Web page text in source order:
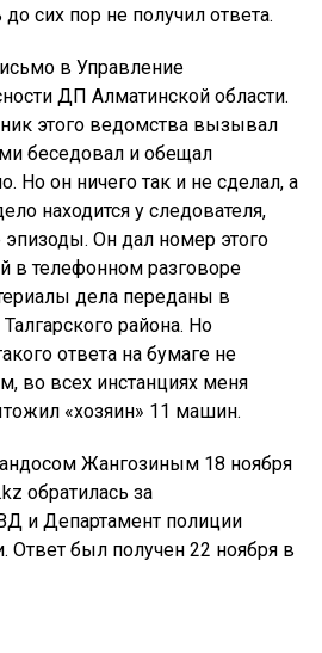
сих пор не получил ответа.
в Управление
ДП Алматинской области.
этого ведомства вызывал
беседовал и обещал
Но он ничего так и не сделал, а
находится у следователя,
Он дал номер этого
в телефонном разговоре
дела переданы в
района. Но
ответа на бумаге не
во всех инстанциях меня
«хозяин» 11 машин.
Жангозиным 18 ноября
обратилась за
и Департамент полиции
Ответ был получен 22 ноября в